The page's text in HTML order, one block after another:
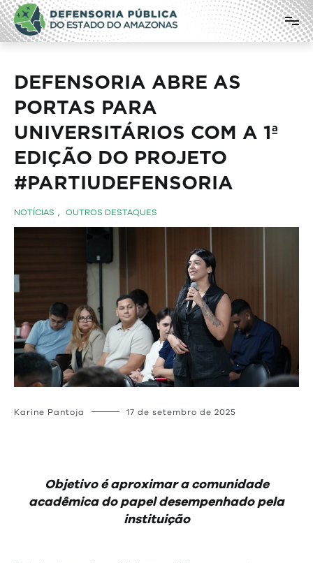
Pular
para
o
conteúdo
Defensoria Pública do Estado do
Amazonas
DEFENSORIA ABRE AS
PORTAS PARA
UNIVERSITÁRIOS COM A 1ª
EDIÇÃO DO PROJETO
#PARTIUDEFENSORIA
NOTÍCIAS , OUTROS DESTAQUES
Karine Pantoja 17 de setembro de 2025
Objetivo é aproximar a comunidade
acadêmica do papel desempenhado pela
instituição